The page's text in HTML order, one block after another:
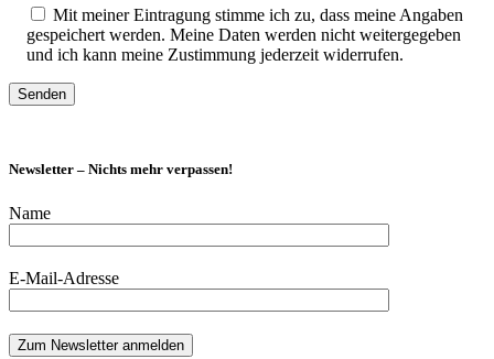
Mit meiner Eintragung stimme ich zu, dass meine Angaben
gespeichert werden. Meine Daten werden nicht weitergegeben
und ich kann meine Zustimmung jederzeit widerrufen.
Newsletter – Nichts mehr verpassen!
Name
E-Mail-Adresse